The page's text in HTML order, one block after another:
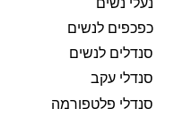
כפכפים לנשים
סנדלים לנשים
סנדלי עקב
סנדלי פלטפורמה